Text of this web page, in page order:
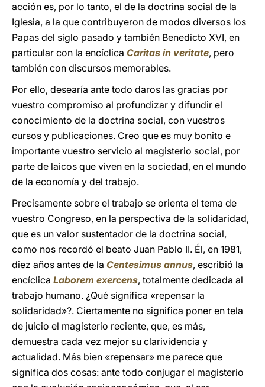
acción es, por lo tanto, el de la doctrina social de la
Iglesia, a la que contribuyeron de modos diversos los
Papas del siglo pasado y también Benedicto XVI, en
particular con la encíclica Caritas in veritate, pero
también con discursos memorables.
Por ello, desearía ante todo daros las gracias por
vuestro compromiso al profundizar y difundir el
conocimiento de la doctrina social, con vuestros
cursos y publicaciones. Creo que es muy bonito e
importante vuestro servicio al magisterio social, por
parte de laicos que viven en la sociedad, en el mundo
de la economía y del trabajo.
Precisamente sobre el trabajo se orienta el tema de
vuestro Congreso, en la perspectiva de la solidaridad,
que es un valor sustentador de la doctrina social,
como nos recordó el beato Juan Pablo II. Él, en 1981,
diez años antes de la Centesimus annus, escribió la
encíclica Laborem exercens, totalmente dedicada al
trabajo humano. ¿Qué significa «repensar la
solidaridad»?. Ciertamente no significa poner en tela
de juicio el magisterio reciente, que, es más,
demuestra cada vez mejor su clarividencia y
actualidad. Más bien «repensar» me parece que
significa dos cosas: ante todo conjugar el magisterio